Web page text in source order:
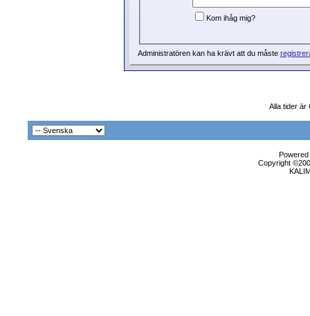
Kom ihåg mig?
Administratören kan ha krävt att du måste
Alla tider är
Copyright